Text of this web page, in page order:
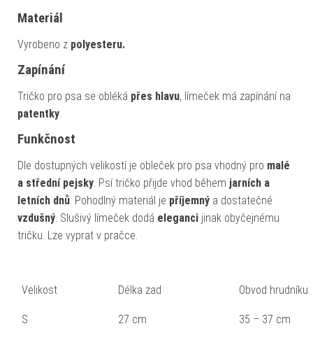
Materiál
Vyrobeno z polyesteru.
Zapínání
Tričko pro psa se obléká přes hlavu, límeček má zapínání na
patentky.
Funkčnost
Dle dostupných velikostí je obleček pro psa vhodný pro malé
a střední pejsky. Psí tričko přijde vhod během jarních a
letních dnů. Pohodlný materiál je příjemný a dostatečné
vzdušný. Slušivý límeček dodá eleganci jinak obyčejnému
tričku. Lze vyprat v pračce.
Velikost Délka zad Obvod hrudníku
S 27 cm 35 – 37 cm